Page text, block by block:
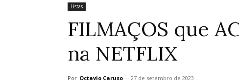
Listas
FILMAÇOS que
na NETFLIX
Por Octavio Caruso - 27 de setembro de 2023